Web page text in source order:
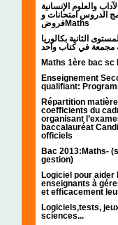
والعلوم الإنسانية
الدروس امتحانات و
فروضMaths
الثانية بكالوريا
مجمعة في كتاب واحد
Maths 1ère bac sc
Enseignement
qualifiant:
Répartition
coefficients du
organisant
baccalauréat
officiels
Bac 2013:Maths-
gestion)
Logiciel pour aider
enseignants à
et efficacement
Logiciels,tests,
sciences...